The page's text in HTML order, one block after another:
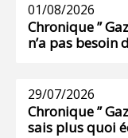
01/08/2026
Chronique ”
n’a pas besoin
29/07/2026
Chronique ”
sais plus quoi